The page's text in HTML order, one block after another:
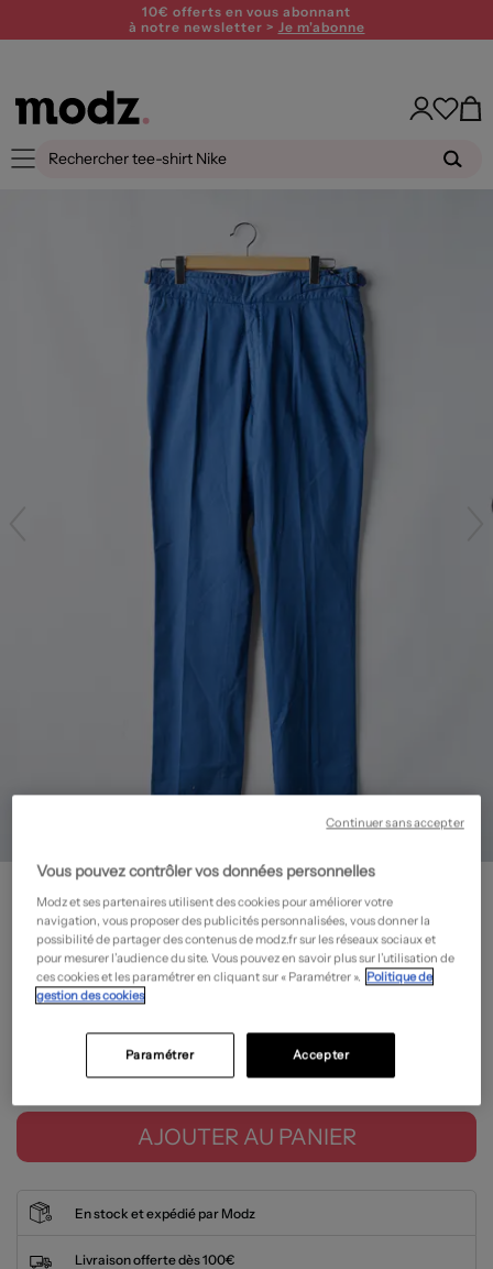
10€ offerts en vous abonnant
à notre newsletter > Je m'abonne
RALPH LAUREN
Pantalon droit - Tissage popeline- Outlet
109,50€
Prix boutique : 219,00€ -50% ?
Tailles disponibles
AJOUTER AU PANIER
En stock et expédié par Modz
Livraison offerte dès 100€
Vous pouvez contrôler vos données personnelles
Modz et ses partenaires utilisent des cookies pour améliorer votre
navigation, vous proposer des publicités personnalisées, vous donner la
possibilité de partager des contenus de modz.fr sur les réseaux sociaux et
pour mesurer l’audience du site. Vous pouvez en savoir plus sur l’utilisation de
ces cookies et les paramétrer en cliquant sur « Paramétrer ». Politique de
gestion des cookies
Accepter
Paramétrer
Continuer sans accepter